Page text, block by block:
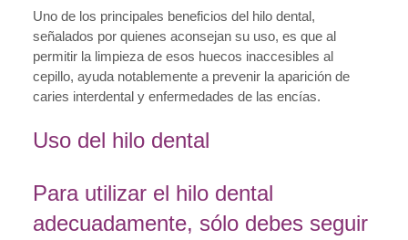
Uno de los principales beneficios del hilo dental,
señalados por quienes aconsejan su uso, es que al
permitir la limpieza de esos huecos inaccesibles al
cepillo, ayuda notablemente a prevenir la aparición de
caries interdental y enfermedades de las encías.
Uso del hilo dental
Para utilizar el hilo dental
adecuadamente, sólo debes seguir